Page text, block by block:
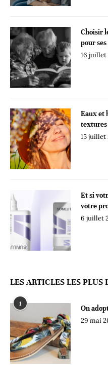
Choisir
pour
16 juillet
Eaux et
textures
15 juillet
Et si
votre
6 juillet
LES ARTICLES LES PLUS
1
On
29 mai